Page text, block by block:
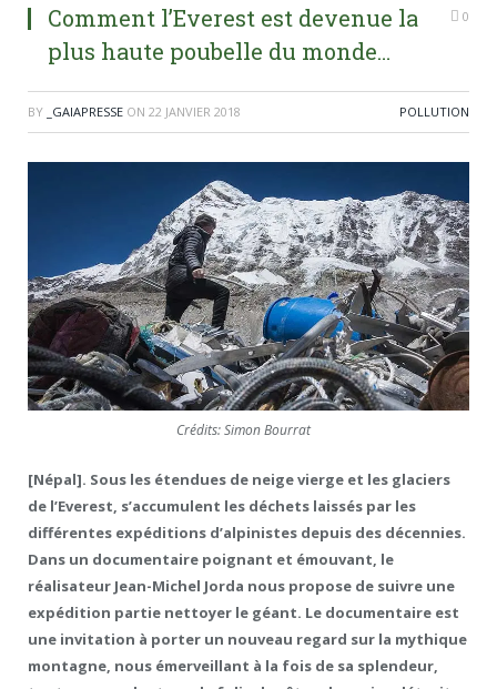
Comment l’Everest est devenue la
plus haute poubelle du monde…
0
BY _GAIAPRESSE ON 22 JANVIER 2018 POLLUTION
Crédits: Simon Bourrat
[Népal]. Sous les étendues de neige vierge et les glaciers
de l’Everest, s’accumulent les déchets laissés par les
différentes expéditions d’alpinistes depuis des décennies.
Dans un documentaire poignant et émouvant, le
réalisateur Jean-Michel Jorda nous propose de suivre une
expédition partie nettoyer le géant. Le documentaire est
une invitation à porter un nouveau regard sur la mythique
montagne, nous émerveillant à la fois de sa splendeur,